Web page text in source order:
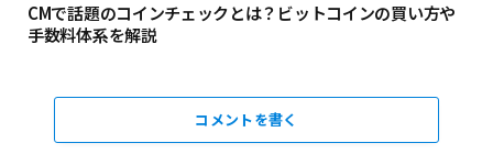
CMで話題のコインチェックとは？ビットコインの買い方や
手数料体系を解説
コメントを書く